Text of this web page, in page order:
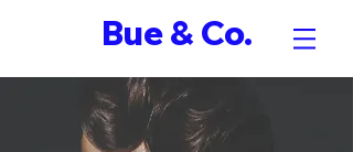
Bue & Co.